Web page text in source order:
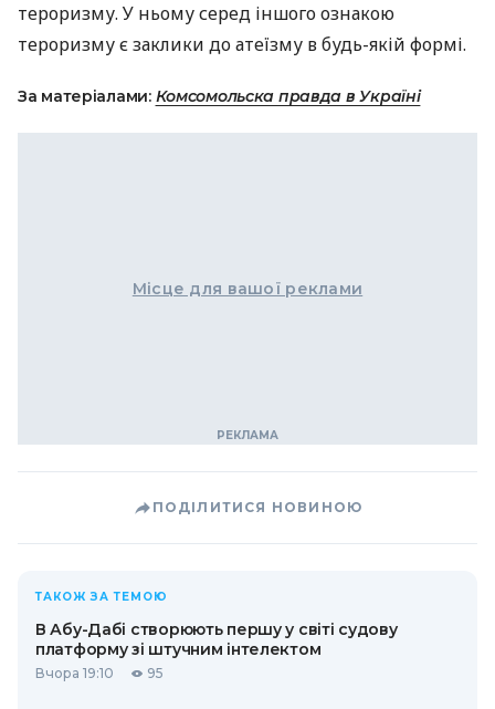
тероризму. У ньому серед іншого ознакою
тероризму є заклики до атеїзму в будь-якій формі.
За матеріалами: Комсомольска правда в Україні
Місце для вашої реклами
ПОДІЛИТИСЯ НОВИНОЮ
ТАКОЖ ЗА ТЕМОЮ
В Абу-Дабі створюють першу у світі судову
платформу зі штучним інтелектом
Вчора 19:10 95